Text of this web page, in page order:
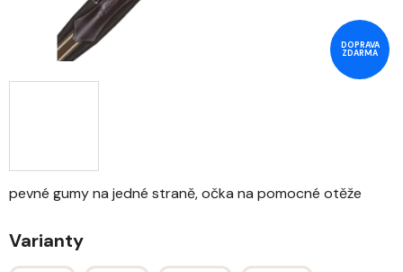
pevné gumy na jedné straně, očka na pomocné otěže
Varianty
DOPRAVA
ZDARMA